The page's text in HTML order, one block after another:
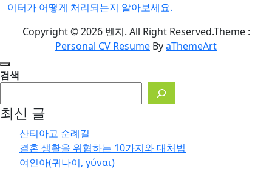
Copyright © 2026 벤지. All Right Reserved.
Personal CV ResumeByaThemeArt
검색
산티아고 순례길
결혼 생활을 위협하는 10가지와 대처법
여인아(귀나이, γύναι)
한여름의 파스카